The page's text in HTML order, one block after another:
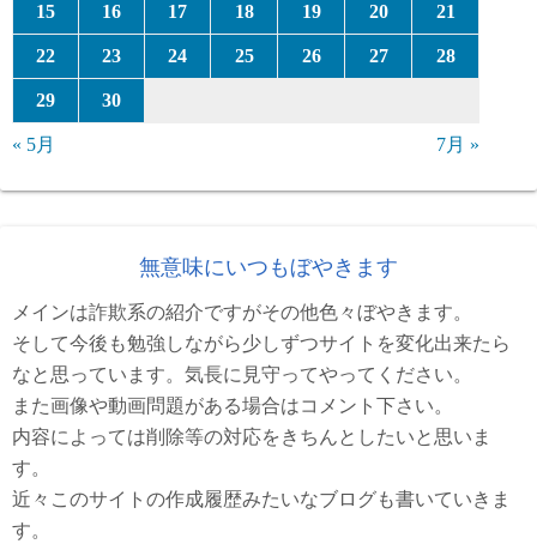
15 16 17 18 19 20 21
22 23 24 25 26 27 28
29 30
« 5月 7月 »
無意味にいつもぼやきます
メインは詐欺系の紹介ですがその他色々ぼやきます。
そして今後も勉強しながら少しずつサイトを変化出来たら
なと思っています。気長に見守ってやってください。
また画像や動画問題がある場合はコメント下さい。
内容によっては削除等の対応をきちんとしたいと思いま
す。
近々このサイトの作成履歴みたいなブログも書いていきま
す。